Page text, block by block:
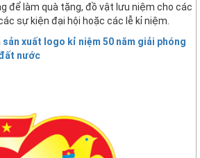
để làm quà tặng, đồ vật lưu niệm cho các
sự kiện đại hội hoặc các lễ kỉ niệm.
sản xuất logo kỉ niệm 50 năm giải phóng
nước